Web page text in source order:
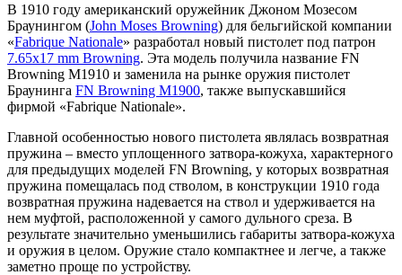
В 1910 году американский оружейник Джоном Мозесом
Браунингом (John Moses Browning) для бельгийской компании
«Fabrique Nationale» разработал новый пистолет под патрон
7.65х17 mm Browning. Эта модель получила название FN
Browning M1910 и заменила на рынке оружия пистолет
Браунинга FN Browning M1900, также выпускавшийся
фирмой «Fabrique Nationale».
Главной особенностью нового пистолета являлась возвратная
пружина – вместо уплощенного затвора-кожуха, характерного
для предыдущих моделей FN Browning, у которых возвратная
пружина помещалась под стволом, в конструкции 1910 года
возвратная пружина надевается на ствол и удерживается на
нем муфтой, расположенной у самого дульного среза. В
результате значительно уменьшились габариты затвора-кожуха
и оружия в целом. Оружие стало компактнее и легче, а также
заметно проще по устройству.